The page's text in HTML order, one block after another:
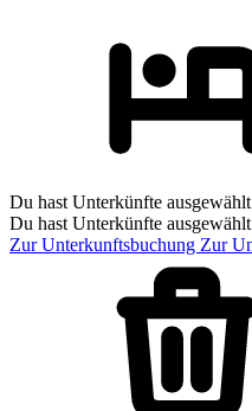
Du hast Unterkünfte
Du hast Unterkünfte
Zur Unterkunftsbuchung Zur